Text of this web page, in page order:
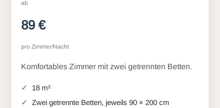
ab
89 €
pro Zimmer/Nacht
Komfortables Zimmer mit zwei getrennten Betten.
18 m²
Zwei getrennte Betten, jeweils 90 × 200 cm